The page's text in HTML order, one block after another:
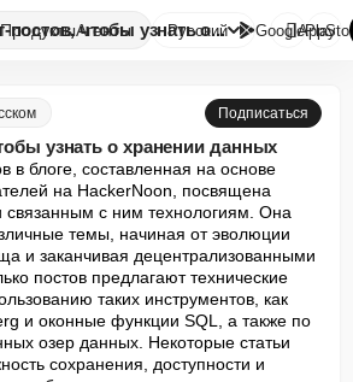
ПродуктыАгенты
постов, чтобы узнать о...
Русский GooglePlay

Подписаться
узнать о хранении данных
в блоге, составленная на основе
на HackerNoon, посвящена
с ним технологиям. Она
темы, начиная от эволюции
и заканчивая децентрализованными
постов предлагают технические
таких инструментов, как
и оконные функции SQL, а также по
озер данных. Некоторые статьи
сохранения, доступности и